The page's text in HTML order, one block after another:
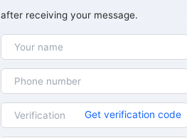
after receiving your message.
Get verification code